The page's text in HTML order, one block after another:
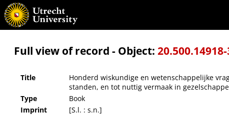
Honderd wiskundige en wetenschappelijke vragen en antwoorden, tot nut en vermaak
Full view of record - Object:
Title
Honderd wiskundige en wetenschappelijke
standen, en tot nuttig vermaak in
Type Book
Imprint
[S.l. : s.n.]